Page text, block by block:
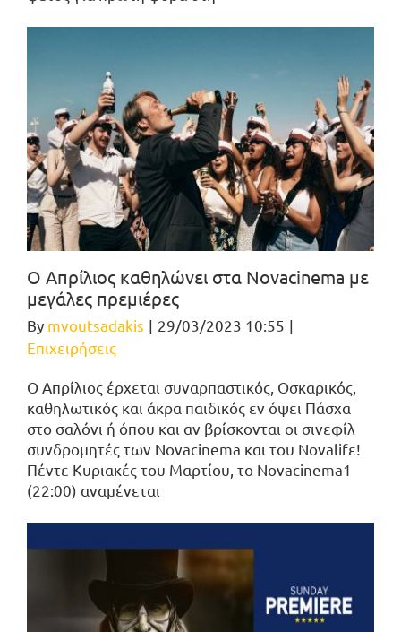
Ο Απρίλιος καθηλώνει στα Novacinema με
μεγάλες πρεμιέρες
By mvoutsadakis | 29/03/2023 10:55 |
Επιχειρήσεις
Ο Απρίλιος έρχεται συναρπαστικός, Οσκαρικός,
καθηλωτικός και άκρα παιδικός εν όψει Πάσχα
στο σαλόνι ή όπου και αν βρίσκονται οι σινεφίλ
συνδρομητές των Novacinema και του Novalifε!
Πέντε Κυριακές του Μαρτίου, το Novacinema1
(22:00) αναμένεται